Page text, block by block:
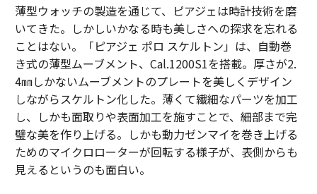
薄型ウォッチの製造を通じて、ピアジェは時計技術を磨
いてきた。しかしいかなる時も美しさへの探求を忘れる
ことはない。「ピアジェ ポロ スケルトン」は、自動巻
き式の薄型ムーブメント、Cal.1200S1を搭載。厚さが2.
4㎜しかないムーブメントのプレートを美しくデザイン
しながらスケルトン化した。薄くて繊細なパーツを加工
し、しかも面取りや表面加工を施すことで、細部まで完
璧な美を作り上げる。しかも動力ゼンマイを巻き上げる
ためのマイクロローターが回転する様子が、表側からも
見えるというのも面白い。